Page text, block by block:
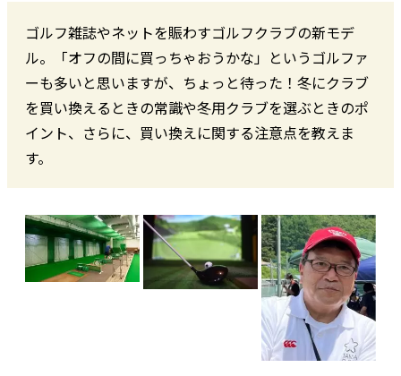
ゴルフ雑誌やネットを賑わすゴルフクラブの新モデ
ル。「オフの間に買っちゃおうかな」というゴルファ
ーも多いと思いますが、ちょっと待った！冬にクラブ
を買い換えるときの常識や冬用クラブを選ぶときのポ
イント、さらに、買い換えに関する注意点を教えま
す。